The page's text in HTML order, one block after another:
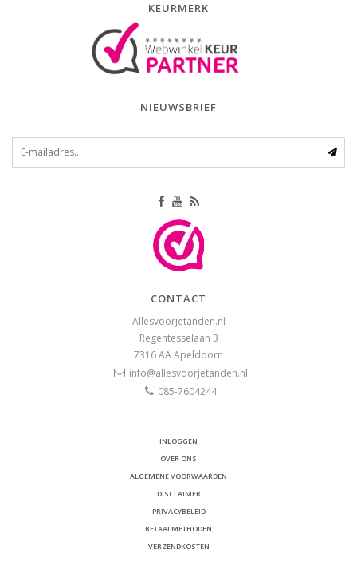
KEURMERK
NIEUWSBRIEF
CONTACT
Allesvoorjetanden.nl
Regentesselaan 3
7316 AAApeldoorn
info@allesvoorjetanden.nl
085-7604244
INLOGGEN
OVER ONS
ALGEMENE VOORWAARDEN
DISCLAIMER
PRIVACYBELEID
BETAALMETHODEN
VERZENDKOSTEN